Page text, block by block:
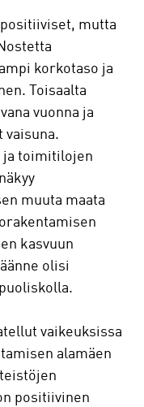
mutta
korkotaso ja
Toisaalta
vuonna ja
vaisuna.
ja toimitilojen
muuta maata
kasvuun
olisi
vaikeuksissa
alamäen
positiivinen